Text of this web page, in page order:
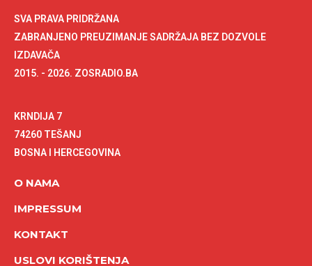
SVA PRAVA PRIDRŽANA
ZABRANJENO PREUZIMANJE SADRŽAJA BEZ DOZVOLE
IZDAVAČA
2015. - 2026. ZOSRADIO.BA
KRNDIJA 7
74260 TEŠANJ
BOSNA I HERCEGOVINA
O NAMA
IMPRESSUM
KONTAKT
USLOVI KORIŠTENJA